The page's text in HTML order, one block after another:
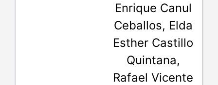
Enrique Canul
Ceballos, Elda
Esther Castillo
Quintana,
Rafael Vicente